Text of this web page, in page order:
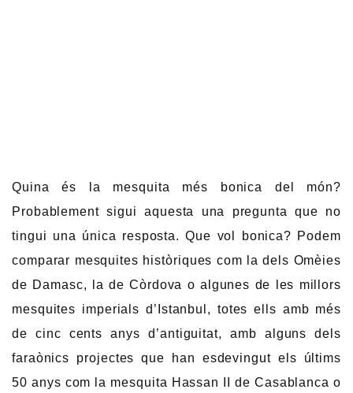
Quina és la mesquita més bonica del món?
Probablement sigui aquesta una pregunta que no
tingui una única resposta. Que vol bonica? Podem
comparar mesquites històriques com la dels Omèies
de Damasc, la de Còrdova o algunes de les millors
mesquites imperials d’Istanbul, totes ells amb més
de cinc cents anys d’antiguitat, amb alguns dels
faraònics projectes que han esdevingut els últims
50 anys com la mesquita Hassan II de Casablanca o